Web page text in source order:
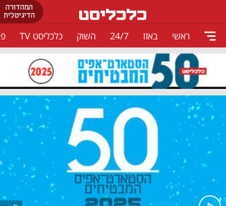
המהדורה
הדיגיטלית
ראשי באזז 24/7 השוק כלכליסט TV